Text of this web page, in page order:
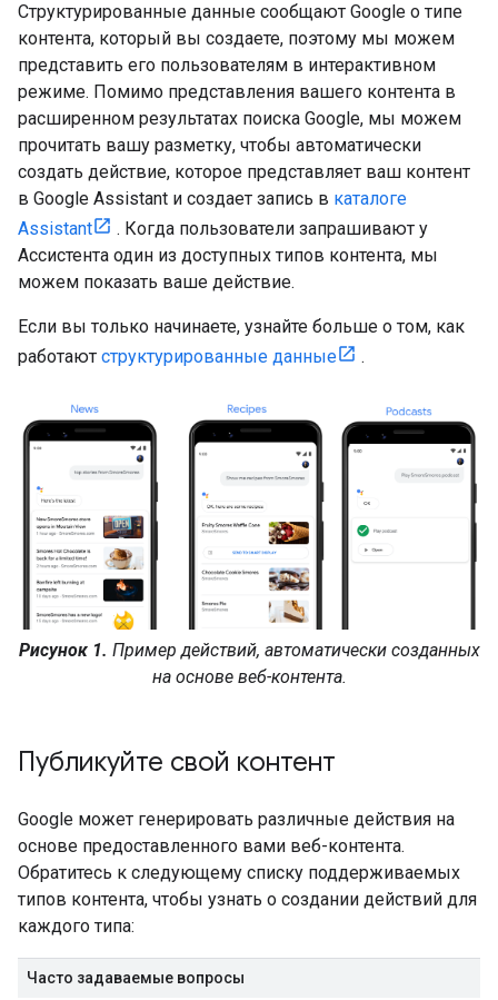
Структурированные данные сообщают Google о типе
контента, который вы создаете, поэтому мы можем
представить его пользователям в интерактивном
режиме. Помимо представления вашего контента в
расширенном результатах поиска Google, мы можем
прочитать вашу разметку, чтобы автоматически
создать действие, которое представляет ваш контент
в Google Assistant и создает запись в каталоге
Assistant
. Когда пользователи запрашивают у
Ассистента один из доступных типов контента, мы
можем показать ваше действие.
Если вы только начинаете, узнайте больше о том, как
работают структурированные данные .
Рисунок 1. Пример действий, автоматически созданных
на основе веб-контента.
Публикуйте свой контент
Google может генерировать различные действия на
основе предоставленного вами веб-контента.
Обратитесь к следующему списку поддерживаемых
типов контента, чтобы узнать о создании действий для
каждого типа:
Часто задаваемые вопросы